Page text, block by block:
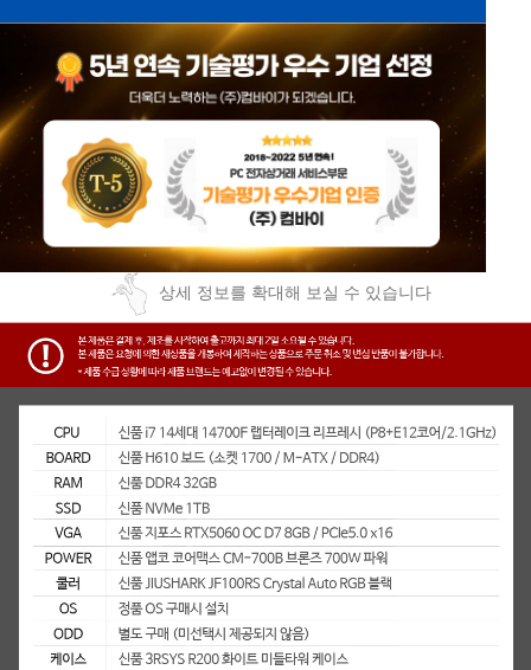
상세 정보를 확대해 보실 수 있습니다